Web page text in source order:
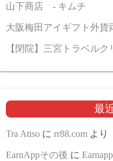
山下商店 - キムチ
大阪梅田アイギフト外貨
【閉院】三宮トラベルク
最
Tra Atiso に rr88.com より
EarnAppその後 に